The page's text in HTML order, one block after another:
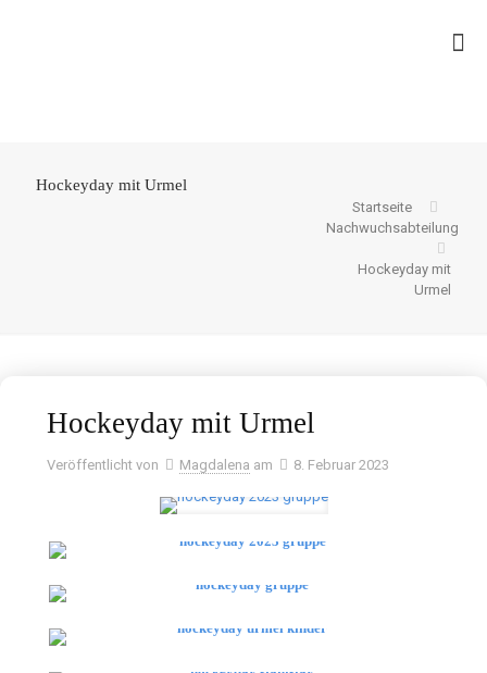
Hockeyday mit Urmel
Startseite
Nachwuchsabteilung
Hockeyday mit
Urmel
Hockeyday mit Urmel
Veröffentlicht von Magdalena am 8. Februar 2023